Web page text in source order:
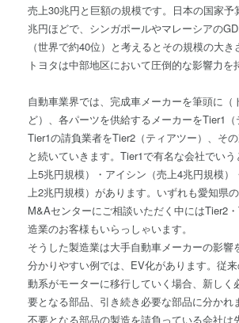
売上30兆円と巨額の規模です。日本の国家予
兆円ほどで、シンガポールやマレーシアの
（世界で約40位）と考えるとその規模の大き
トヨタは中部地区において圧倒的な影響力を
自動車業界では、完成車メーカーを筆頭に（
ど）、各パーツを供給するメーカーをTier1（
Tier1の請負業者をTier2（ティアツー）、その
と続いていきます。Tier1で有名な会社でい
上5兆円規模）・アイシン（売上4兆円規模）
上2兆円規模）があります。いずれも愛知県
M&Aセンターにご相談いただく中にはTier2
造業のお客様もいらっしゃいます。
そうした製造業は大手自動車メーカーの影響
分かりやすい例では、EV化があります。従
動系がモーターに移行していく場合、新しく
要となる部品、引き続き必要な部品に分かれ
不要となる部品の製造を請負っている会社は